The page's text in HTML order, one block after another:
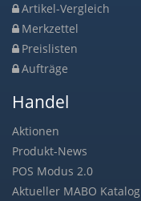
Artikel-Vergleich
Merkzettel
Preislisten
Aufträge
Handel
Aktionen
Produkt-News
POS Modus 2.0
Aktueller MABO Katalog